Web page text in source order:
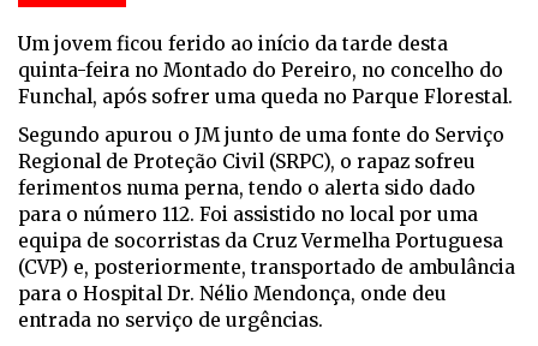
Um jovem ficou ferido ao início da tarde desta
quinta-feira no Montado do Pereiro, no concelho do
Funchal, após sofrer uma queda no Parque Florestal.
Segundo apurou o JM junto de uma fonte do Serviço
Regional de Proteção Civil (SRPC), o rapaz sofreu
ferimentos numa perna, tendo o alerta sido dado
para o número 112. Foi assistido no local por uma
equipa de socorristas da Cruz Vermelha Portuguesa
(CVP) e, posteriormente, transportado de ambulância
para o Hospital Dr. Nélio Mendonça, onde deu
entrada no serviço de urgências.